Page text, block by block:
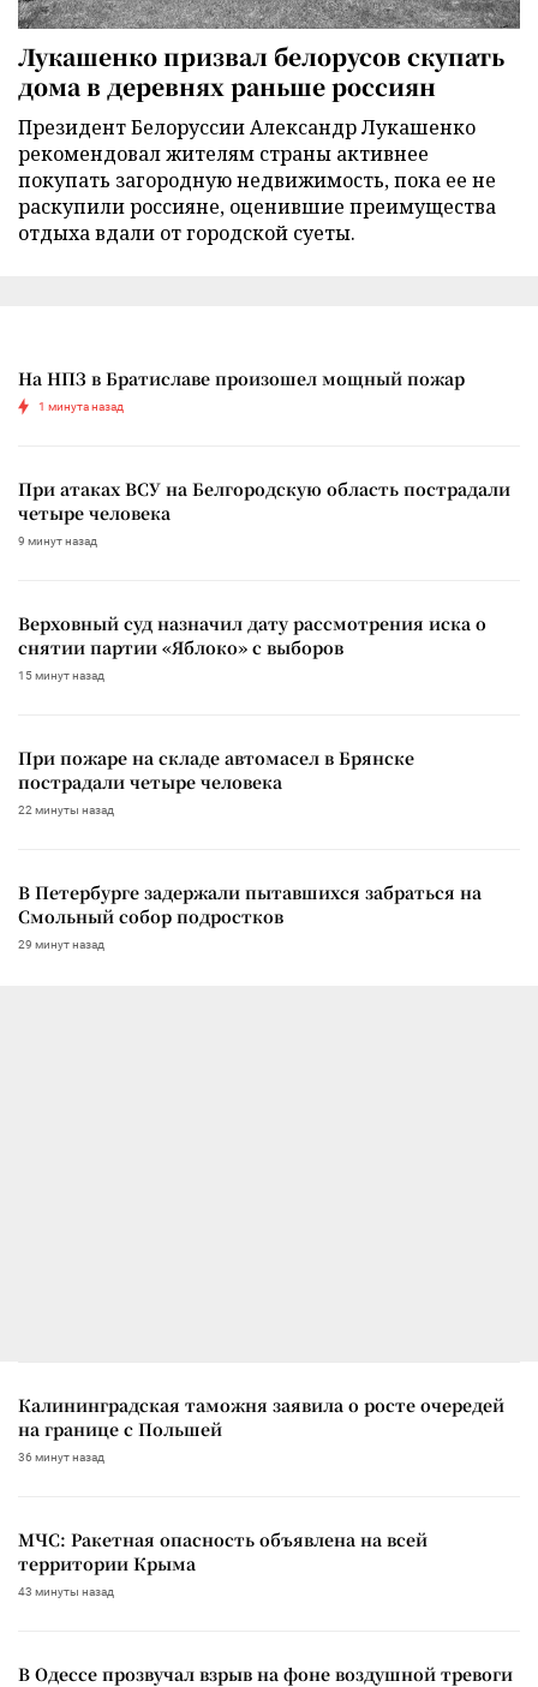
Лукашенко призвал белорусов скупать
дома в деревнях раньше россиян
Президент Белоруссии Александр Лукашенко
рекомендовал жителям страны активнее
покупать загородную недвижимость, пока ее не
раскупили россияне, оценившие преимущества
отдыха вдали от городской суеты.
На НПЗ в Братиславе произошел мощный пожар
1 минута назад
При атаках ВСУ на Белгородскую область пострадали
четыре человека
9 минут назад
Верховный суд назначил дату рассмотрения иска о
снятии партии «Яблоко» с выборов
15 минут назад
При пожаре на складе автомасел в Брянске
пострадали четыре человека
22 минуты назад
В Петербурге задержали пытавшихся забраться на
Смольный собор подростков
29 минут назад
Калининградская таможня заявила о росте очередей
на границе с Польшей
36 минут назад
МЧС: Ракетная опасность объявлена на всей
территории Крыма
43 минуты назад
В Одессе прозвучал взрыв на фоне воздушной тревоги